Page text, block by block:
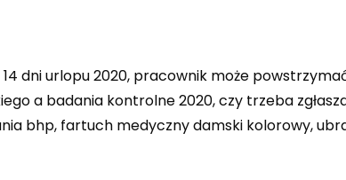
dni urlopu 2020, pracownik może
a badania kontrolne 2020, czy trzeba
bhp, fartuch medyczny damski kolorowy,